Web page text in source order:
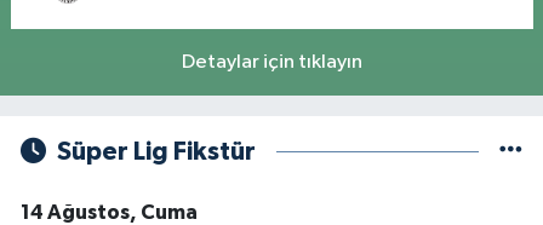
Detaylar için tıklayın
Süper Lig Fikstür
14 Ağustos, Cuma